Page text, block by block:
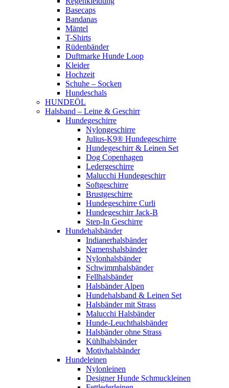
Basecaps
Bandanas
Mäntel
T-Shirts
Rüdenbänder
Duftmarke Hunde Loop
Kleider
Hochzeit
Schuhe – Socken
Hundeschals
HUNDEÖL
Halsband – Leine & Geschirr
Hundegeschirre
Nylongeschirre
Julius-K9® Hundegeschirre
Hundegeschirr & Leinen Set
Dog Copenhagen
Ledergeschirre
Malucchi Hundegeschirr
Softgeschirre
Brustgeschirre
Hundegeschirre Curli
Hundegeschirr Jack-B
Step-In Geschirre
Hundehalsbänder
Indianerhalsbänder
Namenshalsbänder
Nylonhalsbänder
Schwimmhalsbänder
Fellhalsbänder
Halsbänder Alpen
Hundehalsband & Leinen Set
Halsbänder mit Strass
Malucchi Halsbänder
Hunde-Leuchthalsbänder
Halsbänder ohne Strass
Kühlhalsbänder
Motivhalsbänder
Hundeleinen
Nylonleinen
Designer Hunde Schmuckleinen